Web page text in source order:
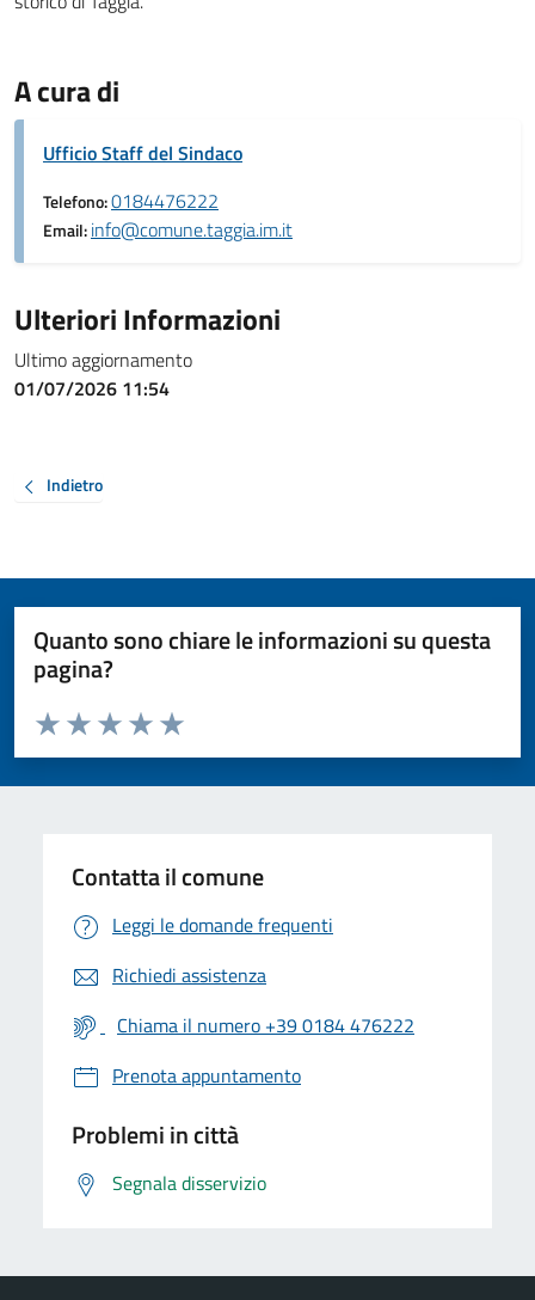
A cura di
Ufficio Staff del Sindaco
Telefono:0184476222
Email:info@comune.taggia.im.it
Ulteriori Informazioni
Ultimo aggiornamento
01/07/2026 11:54
Indietro
Quanto sono chiare le informazioni su questa
pagina?
Valuta da 1 a 5 stelle la pagina
Valuta 5 stelle su 5
Valuta 4 stelle su 5
Valuta 3 stelle su 5
Valuta 2 stelle su 5
Valuta 1 stelle su 5
Contatta il comune
Leggi le domande frequenti
Richiedi assistenza
Chiama il numero +39 0184 476222
Prenota appuntamento
Problemi in città
Segnala disservizio